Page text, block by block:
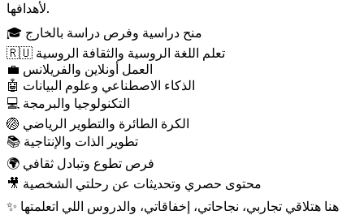
لأهدافها.
🎓 منح دراسية وفرص دراسة بالخارج
🇷🇺 تعلم اللغة الروسية والثقافة الروسية
💼 العمل أونلاين والفريلانس
🤖 الذكاء الاصطناعي وعلوم البيانات
💻 التكنولوجيا والبرمجة
🏐 الكرة الطائرة والتطوير الرياضي
📚 تطوير الذات والإنتاجية
🌍 فرص تطوع وتبادل ثقافي
🎥 محتوى حصري وتحديثات عن رحلتي الشخصية
✨ هنا هتلاقي تجاربي، نجاحاتي، إخفاقاتي، والدروس اللي اتعلمتها